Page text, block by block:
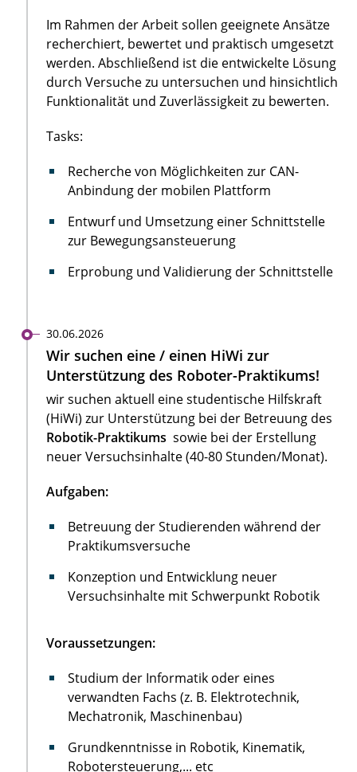
Im Rahmen der Arbeit sollen geeignete Ansätze
recherchiert, bewertet und praktisch umgesetzt
werden. Abschließend ist die entwickelte Lösung
durch Versuche zu untersuchen und hinsichtlich
Funktionalität und Zuverlässigkeit zu bewerten.
Tasks:
Recherche von Möglichkeiten zur CAN-
Anbindung der mobilen Plattform
Entwurf und Umsetzung einer Schnittstelle
zur Bewegungsansteuerung
Erprobung und Validierung der Schnittstelle
30.06.2026
Wir suchen eine / einen HiWi zur
Unterstützung des Roboter-Praktikums!
wir suchen aktuell eine studentische Hilfskraft
(HiWi) zur Unterstützung bei der Betreuung des
Robotik-Praktikums sowie bei der Erstellung
neuer Versuchsinhalte (40-80 Stunden/Monat).
Aufgaben:
Betreuung der Studierenden während der
Praktikumsversuche
Konzeption und Entwicklung neuer
Versuchsinhalte mit Schwerpunkt Robotik
Voraussetzungen:
Studium der Informatik oder eines
verwandten Fachs (z. B. Elektrotechnik,
Mechatronik, Maschinenbau)
Grundkenntnisse in Robotik, Kinematik,
Robotersteuerung,... etc